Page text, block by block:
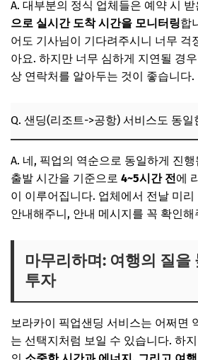
A. 대부분의 정식 업체들은 예약 시 받
으로 실시간 도착 시간을 모니터링합
어도 기사님이 기다려주시니 너무 걱
아요. 하지만 너무 심하게 지연될 경
상 연락처를 알아두는 것이 좋습니다.
Q. 샌딩(리조트->공항) 서비스도 동일
A. 네, 픽업의 역순으로 동일하게 진
출발 시간을 기준으로 4~5시간 전에
이 이루어집니다. 업체에서 전날 미
안내해주니, 안내 메시지를 꼭 확인해
마무리하며: 여행의 질을
투자
보라카이 픽업샌딩 서비스는 어쩌면
는 선택지처럼 보일 수 있습니다. 하